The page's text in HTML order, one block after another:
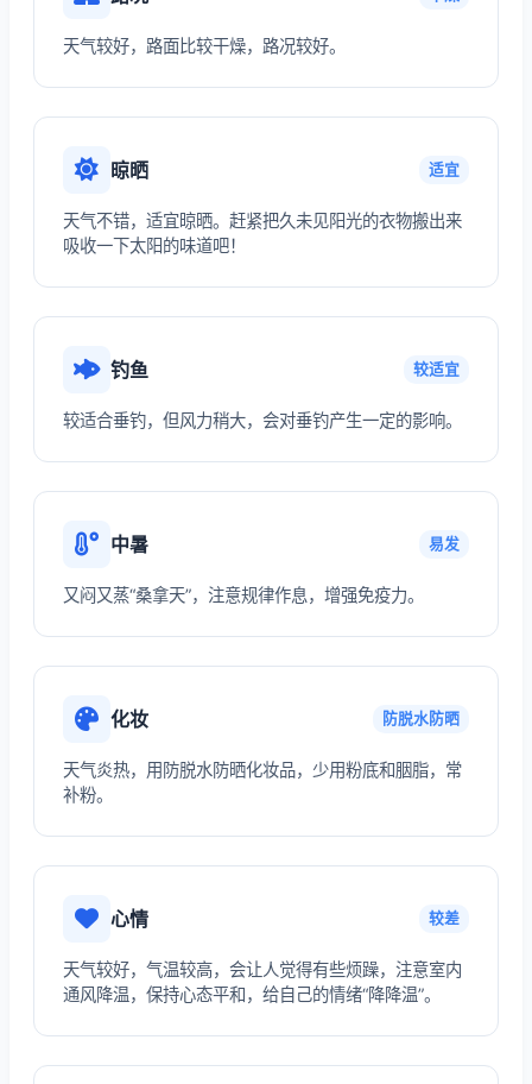
天气较好，路面比较干燥，路况较好。
晾晒 适宜
天气不错，适宜晾晒。赶紧把久未见阳光的衣物搬出来
吸收一下太阳的味道吧！
钓鱼 较适宜
较适合垂钓，但风力稍大，会对垂钓产生一定的影响。
中暑 易发
又闷又蒸“桑拿天”，注意规律作息，增强免疫力。
化妆 防脱水防晒
天气炎热，用防脱水防晒化妆品，少用粉底和胭脂，常
补粉。
心情 较差
天气较好，气温较高，会让人觉得有些烦躁，注意室内
通风降温，保持心态平和，给自己的情绪“降降温”。